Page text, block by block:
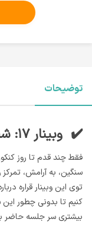
توضیحات
✔️ وبینار ۱۷: شب کنکور ۱۴۰۵
فقط چند قدم تا روز
سنگین، به آرامش،
توی این وبینار قراره
کنیم تا بدونی چطور
بیشتری سر جلسه حاضر